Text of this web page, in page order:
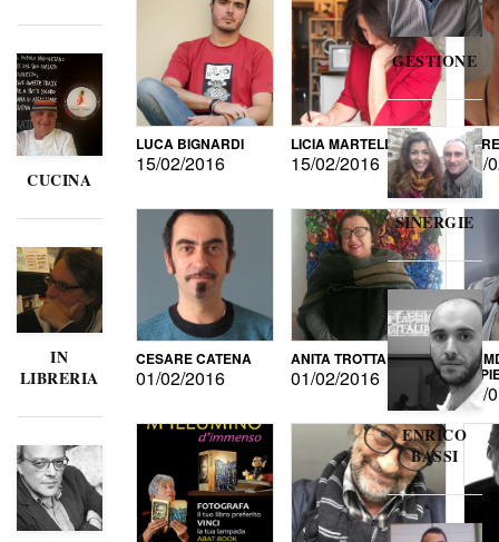
CUCINA
IN
LIBRERIA
LUCA BIGNARDI
15/02/2016
LICIA MARTELLI
15/02/2016 15/
CESARE CATENA
01/02/2016
ANITA TROTTA
01/02/2016 DI
15/
GESTIONE
SINERGIE
ENRICO
BASSI